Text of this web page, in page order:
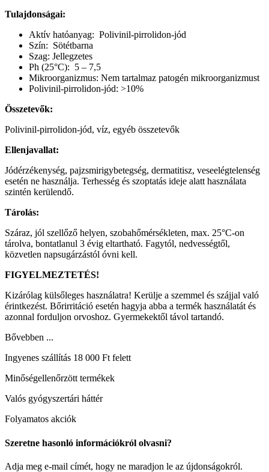
Tulajdonságai:
Aktív hatóanyag: Polivinil-pirrolidon-jód
Szín: Sötétbarna
Szag: Jellegzetes
Ph (25°C): 5 – 7,5
Mikroorganizmus: Nem tartalmaz patogén mikroorganizmust
Polivinil-pirrolidon-jód: >10%
Összetevők:
Polivinil-pirrolidon-jód, víz, egyéb összetevők
Ellenjavallat:
Jódérzékenység, pajzsmirigybetegség, dermatitisz, veseelégtelenség
esetén ne használja. Terhesség és szoptatás ideje alatt használata
szintén kerülendő.
Tárolás:
Száraz, jól szellőző helyen, szobahőmérsékleten, max. 25°C-on
tárolva, bontatlanul 3 évig eltartható. Fagytól, nedvességtől,
közvetlen napsugárzástól óvni kell.
FIGYELMEZTETÉS!
Kizárólag külsőleges használatra! Kerülje a szemmel és szájjal való
érintkezést. Bőrirritáció esetén hagyja abba a termék használatát és
azonnal forduljon orvoshoz. Gyermekektől távol tartandó.
Bővebben ...
Ingyenes szállítás 18 000 Ft felett
Minőségellenőrzött termékek
Valós gyógyszertári háttér
Folyamatos akciók
Szeretne hasonló információkról olvasni?
Adja meg e-mail címét, hogy ne maradjon le az újdonságokról.